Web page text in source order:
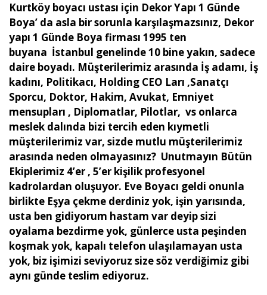
Kurtköy boyacı ustası için Dekor Yapı 1 Günde
Boya’ da asla bir sorunla karşılaşmazsınız, Dekor
yapı 1 Günde Boya firması 1995 ten
buyana İstanbul genelinde 10 bine yakın, sadece
daire boyadı. Müşterilerimiz arasında İş adamı, İş
kadını, Politikacı, Holding CEO Ları ,Sanatçı
Sporcu, Doktor, Hakim, Avukat, Emniyet
mensupları , Diplomatlar, Pilotlar, vs onlarca
meslek dalında bizi tercih eden kıymetli
müşterilerimiz var, sizde mutlu müşterilerimiz
arasında neden olmayasınız? Unutmayın Bütün
Ekiplerimiz 4’er , 5’er kişilik profesyonel
kadrolardan oluşuyor. Eve Boyacı geldi onunla
birlikte Eşya çekme derdiniz yok, işin yarısında,
usta ben gidiyorum hastam var deyip sizi
oyalama bezdirme yok, günlerce usta peşinden
koşmak yok, kapalı telefon ulaşılamayan usta
yok, biz işimizi seviyoruz size söz verdiğimiz gibi
aynı günde teslim ediyoruz.